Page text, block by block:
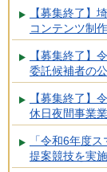
【募集終了】
コンテンツ制
【募集終了】
委託候補者の
【募集終了】
休日夜間事業
「令和6年度
提案競技を実